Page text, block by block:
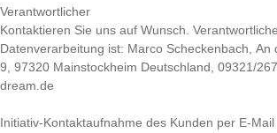
Verantwortlicher
Kontaktieren Sie uns auf Wunsch.
Datenverarbeitung ist: Marco Scheckenbach, An
9, 97320 Mainstockheim Deutschland, 09321/
dream.de
Initiativ-Kontaktaufnahme des Kunden per E-Mail